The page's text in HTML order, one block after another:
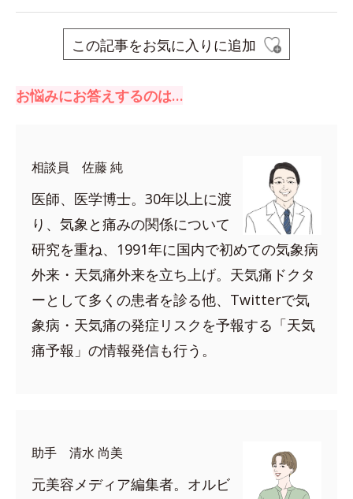
この記事をお気に入りに追加
お悩みにお答えするのは…
相談員 佐藤 純
医師、医学博士。30年以上に渡
り、気象と痛みの関係について
研究を重ね、1991年に国内で初めての気象病
外来・天気痛外来を立ち上げ。天気痛ドクタ
ーとして多くの患者を診る他、Twitterで気
象病・天気痛の発症リスクを予報する「天気
痛予報」の情報発信も行う。
助手 清水 尚美
元美容メディア編集者。オルビ